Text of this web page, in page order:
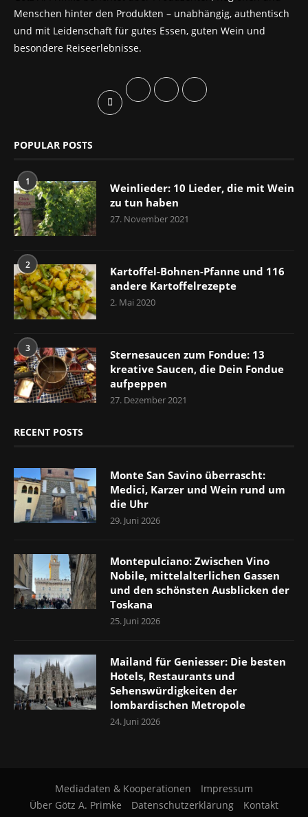
Menschen hinter den Produkten – unabhängig, authentisch
und mit Leidenschaft für gutes Essen, guten Wein und
besondere Reiseerlebnisse.
POPULAR POSTS
1
Weinlieder: 10 Lieder, die mit Wein
zu tun haben
27. November 2021
2
Kartoffel-Bohnen-Pfanne und 116
andere Kartoffelrezepte
2. Mai 2020
3
Sternesaucen zum Fondue: 13
kreative Saucen, die Dein Fondue
aufpeppen
27. Dezember 2021
RECENT POSTS
Monte San Savino überrascht:
Medici, Karzer und Wein rund um
die Uhr
29. Juni 2026
Montepulciano: Zwischen Vino
Nobile, mittelalterlichen Gassen
und den schönsten Ausblicken der
Toskana
25. Juni 2026
Mailand für Geniesser: Die besten
Hotels, Restaurants und
Sehenswürdigkeiten der
lombardischen Metropole
24. Juni 2026
Mediadaten & Kooperationen
Impressum
Über Götz A. Primke
Datenschutzerklärung Kontakt